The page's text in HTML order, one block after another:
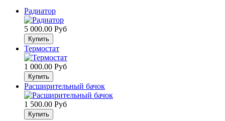
Радиатор
5 000.00 Руб
Термостат
1 000.00 Руб
Расширительный бачок
1 500.00 Руб